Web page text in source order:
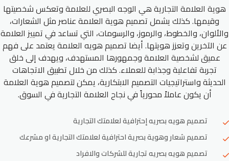
هوية العلامة التجارية هي الوجه البصري للعلامة وتعكس شخصيتها
وقيمها. كذلك يشمل تصميم هوية العلامة عناصر مثل الشعارات،
والألوان، والخطوط، والرموز، والرسومات، التي تساعد في تمييز العلامة
عن الآخرين وتعزز هويتها. أيضا تصميم هويه العلامة يعتمد على فهم
عميق لشخصية العلامة وجمهورها المستهدف، ويهدف إلى خلق
تجربة تفاعلية وجذابة للعملاء. كذلك من خلال تطبيق الاتجاهات
الحديثة واستراتيجيات التصميم الابتكارية، يمكن لتصميم هوية العلامة
أن يكون عاملاً محورياً في نجاح العلامة التجارية في السوق.
تصميم هويه بصريه إحترافية لعلامتك التجارية
تصميم شعار وهوية بصرية احترافية لعلامتك التجارية او مشرعك
تصميم هويه بصريه تجارية للشركات والافراد